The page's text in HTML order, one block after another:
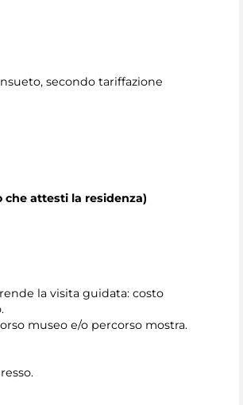
secondo tariffazione
attesti la residenza)
la visita guidata: costo
museo e/o percorso mostra.